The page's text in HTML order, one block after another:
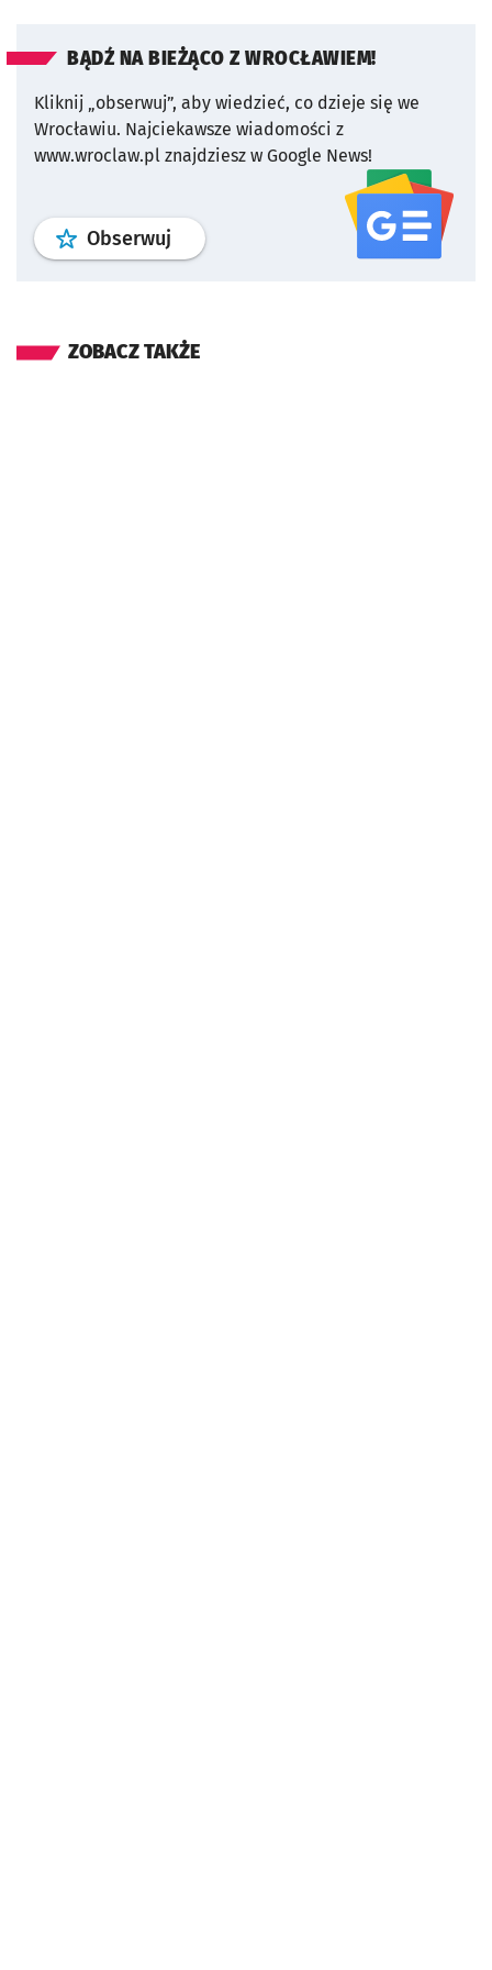
BĄDŹ NA BIEŻĄCO Z WROCŁAWIEM!
Kliknij „obserwuj”, aby wiedzieć, co dzieje się we
Wrocławiu. Najciekawsze wiadomości z
www.wroclaw.pl znajdziesz w Google News!
Obserwuj profil serwisu
ZOBACZ TAKŻE